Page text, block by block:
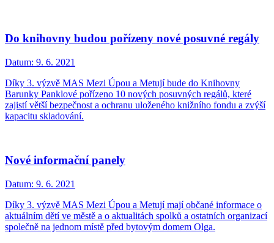
Do knihovny budou pořízeny nové posuvné regály
Datum: 9. 6. 2021
Díky 3. výzvě MAS Mezi Úpou a Metují bude do Knihovny
Barunky Panklové pořízeno 10 nových posuvných regálů, které
zajistí větší bezpečnost a ochranu uloženého knižního fondu a zvýší
kapacitu skladování.
Nové informační panely
Datum: 9. 6. 2021
Díky 3. výzvě MAS Mezi Úpou a Metují mají občané informace o
aktuálním dětí ve městě a o aktualitách spolků a ostatních organizací
společně na jednom místě před bytovým domem Olga.